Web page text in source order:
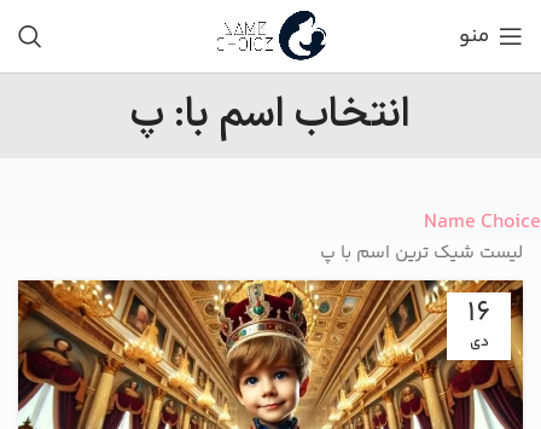
منو
انتخاب اسم با: پ
Name Choice
لیست شیک ترین اسم با پ
16
دی